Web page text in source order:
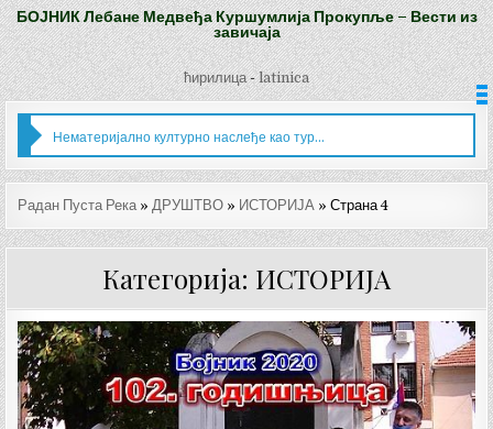
БОЈНИК Лебане Медвеђа Куршумлија Прокупље – Вести из
завичаја
ћирилица-latinica
Радан Пуста Река » ДРУШТВО » ИСТОРИЈА »Страна 4
Категорија: ИСТОРИЈА